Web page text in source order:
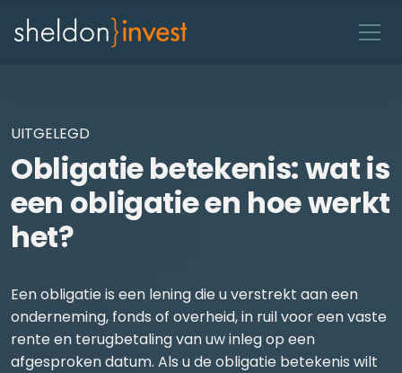
UITGELEGD
Obligatie betekenis: wat is
een obligatie en hoe werkt
het?
Een obligatie is een lening die u verstrekt aan een
onderneming, fonds of overheid, in ruil voor een vaste
rente en terugbetaling van uw inleg op een
afgesproken datum. Als u de obligatie betekenis wilt